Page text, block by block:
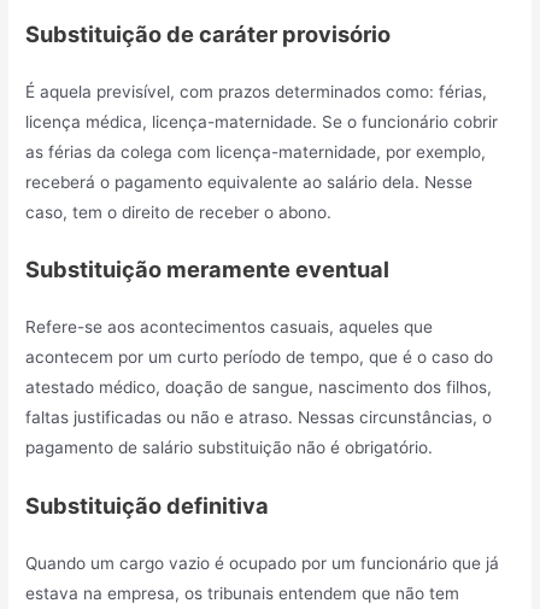
Substituição de caráter provisório
É aquela previsível, com prazos determinados como: férias,
licença médica, licença-maternidade. Se o funcionário cobrir
as férias da colega com licença-maternidade, por exemplo,
receberá o pagamento equivalente ao salário dela. Nesse
caso, tem o direito de receber o abono.
Substituição meramente eventual
Refere-se aos acontecimentos casuais, aqueles que
acontecem por um curto período de tempo, que é o caso do
atestado médico, doação de sangue, nascimento dos filhos,
faltas justificadas ou não e atraso. Nessas circunstâncias, o
pagamento de salário substituição não é obrigatório.
Substituição definitiva
Quando um cargo vazio é ocupado por um funcionário que já
estava na empresa, os tribunais entendem que não tem